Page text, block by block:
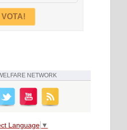
NETWORK
Language ▼